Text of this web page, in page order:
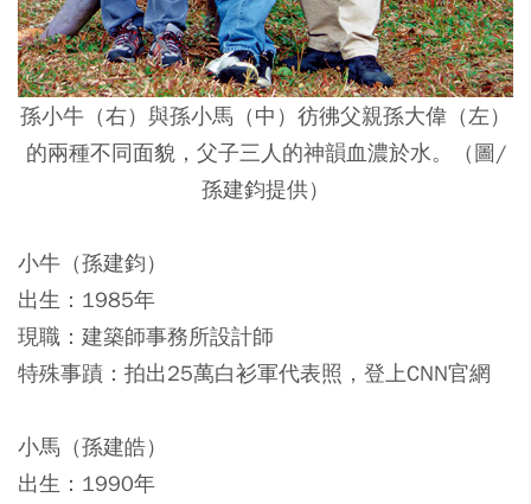
孫小牛（右）與孫小馬（中）彷彿父親孫大偉（左）
的兩種不同面貌，父子三人的神韻血濃於水。
（圖/
孫建鈞提供）
小牛（孫建鈞）
出生：1985年
現職：建築師事務所設計師
特殊事蹟：拍出25萬白衫軍代表照，登上CNN官網
小馬（孫建皓）
出生：1990年